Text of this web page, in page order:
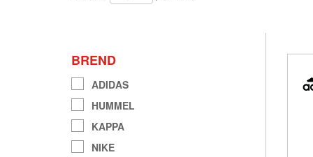
BREND
ADIDAS
HUMMEL
KAPPA
NIKE